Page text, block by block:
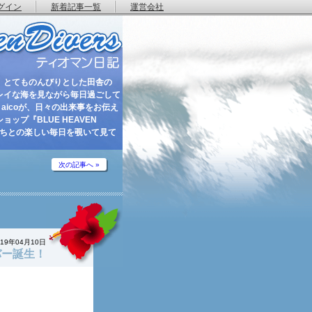
イン 新着記事一覧 運営会社
てものんびりとした田舎の
な海を見ながら毎日過ごして
が、日々の出来事をお伝え
ョップ『BLUE HEAVEN
との楽しい毎日を覗いて見て
次の記事へ »
年04月10日
誕生！